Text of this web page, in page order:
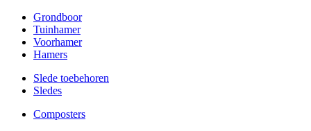
Grondboor
Tuinhamer
Voorhamer
Hamers
Slede toebehoren
Sledes
Composters